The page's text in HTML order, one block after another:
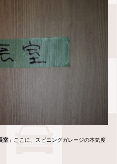
室」ここに、スピニングガレージの本気度